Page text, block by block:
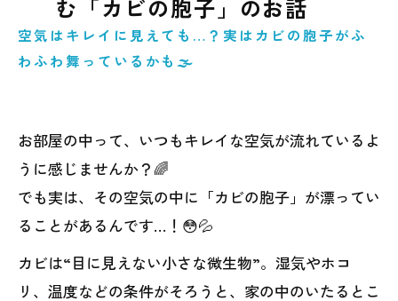
む「カビの胞子」のお話
空気はキレイに見えても…？実はカビの胞子がふ
わふわ舞っているかも🌫️
お部屋の中って、いつもキレイな空気が流れているよ
うに感じませんか？🌈
でも実は、その空気の中に「カビの胞子」が漂ってい
ることがあるんです…！😳💦
カビは“目に見えない小さな微生物”。湿気やホコ
リ、温度などの条件がそろうと、家の中のいたるとこ